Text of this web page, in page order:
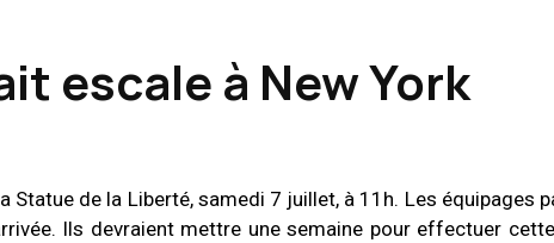
escale à New York
Statue de la Liberté, samedi 7 juillet, à 11h. Les équipages
Ils devraient mettre une semaine pour effectuer